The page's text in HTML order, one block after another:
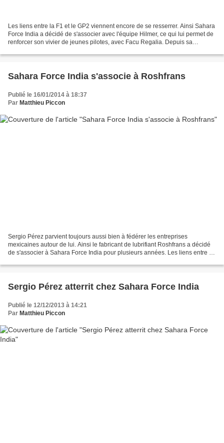
Les liens entre la F1 et le GP2 viennent encore de se resserrer. Ainsi Sahara
Force India a décidé de s'associer avec l'équipe Hilmer, ce qui lui permet de
renforcer son vivier de jeunes pilotes, avec Facu Regalia. Depuis sa
Sahara Force India s'associe à Roshfrans
Publié le 16/01/2014 à 18:37
Par Matthieu Piccon
Sergio Pérez parvient toujours aussi bien à fédérer les entreprises
mexicaines autour de lui. Ainsi le fabricant de lubrifiant Roshfrans a décidé
de s'associer à Sahara Force India pour plusieurs années. Les liens entre le
Sergio Pérez atterrit chez Sahara Force India
Publié le 12/12/2013 à 14:21
Par Matthieu Piccon